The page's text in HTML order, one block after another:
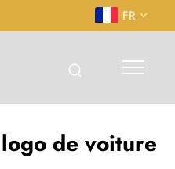
FR
de voiture